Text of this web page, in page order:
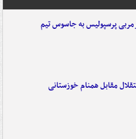
پرسپولیس به جاسوس تیم
مقابل همنام خوزستانی